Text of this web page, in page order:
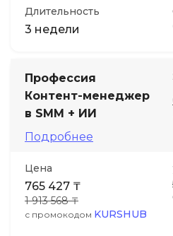
Длительность
3 недели
Профессия
Контент-менеджер
в SMM + ИИ
Подробнее
Цена
765 427 ₸
1 913 568 ₸
с промокодом KURSHUB
Акции и промокоды